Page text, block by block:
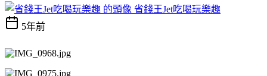
省錢王Jet吃喝玩樂趣
5年前